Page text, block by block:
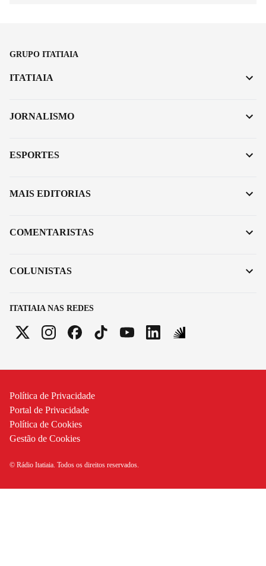
GRUPO ITATIAIA
ITATIAIA NAS REDES
ITATIAIA
JORNALISMO
ESPORTES
MAIS EDITORIAS
COMENTARISTAS
COLUNISTAS
Política de Privacidade
Portal de Privacidade
Política de Cookies
Gestão de Cookies
© Rádio Itatiaia. Todos os direitos reservados.